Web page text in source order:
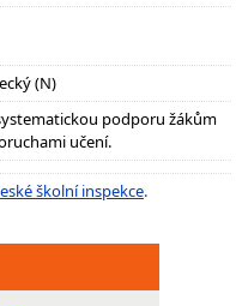
(N)
podporu žákům
učení.
školní inspekce.